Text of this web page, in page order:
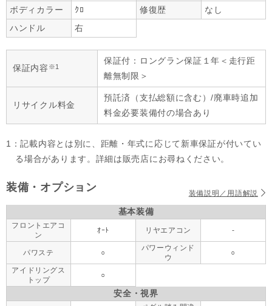
ボディカラー
ｸﾛ 修復歴
なし
ハンドル
右
保証内容 ※1
保証付：ロングラン保証１年＜走行距
離無制限＞
リサイクル料金
預託済（支払総額に含む）/廃車時追加
料金必要装備付の場合あり
1：記載内容とは別に、距離・年式に応じて新車保証が付いてい
る場合があります。詳細は販売店にお尋ねください。
装備・オプション 装備説明／用語解説
基本装備
フロントエアコ
ン
ｵｰﾄ リヤエアコン -
パワステ ○
パワーウィンド
ウ
○
アイドリングス
トップ
○
安全・視界